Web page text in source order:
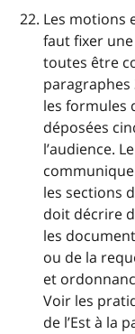
Les motions
faut fixer
toutes être
paragraphes
les formules
déposées
l’audience.
les sections
doit décrire
les
ou de la
et
Voir les
de l’Est à la